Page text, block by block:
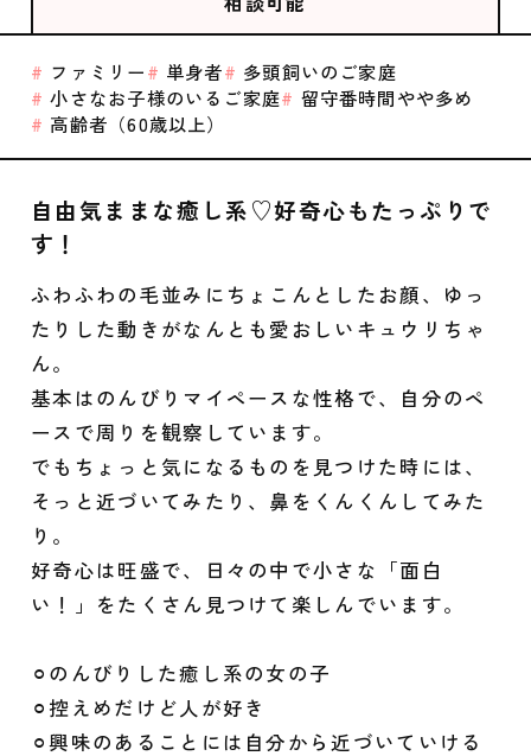
ファミリー 単身者
多頭飼いのご家庭
小さなお子様のいるご家庭
留守番時間やや多め
高齢者（60歳以上）
自由気ままな癒し系♡好奇心もたっぷりで
す！
ふわふわの毛並みにちょこんとしたお顔、ゆっ
たりした動きがなんとも愛おしいキュウリちゃ
ん。
基本はのんびりマイペースな性格で、自分のペ
ースで周りを観察しています。
でもちょっと気になるものを見つけた時には、
そっと近づいてみたり、鼻をくんくんしてみた
り。
好奇心は旺盛で、日々の中で小さな「面白
い！」をたくさん見つけて楽しんでいます。
⚪︎のんびりした癒し系の女の子
⚪︎控えめだけど人が好き
⚪︎興味のあることには自分から近づいていける